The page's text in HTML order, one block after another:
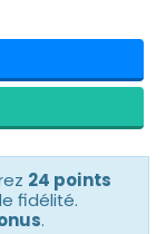
24 points
fidélité.
.